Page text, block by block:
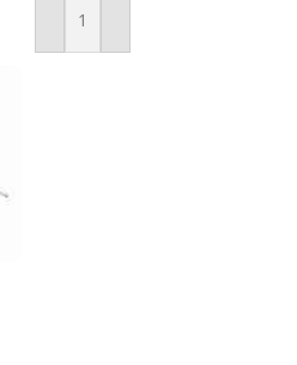
Ajouter Au Panier